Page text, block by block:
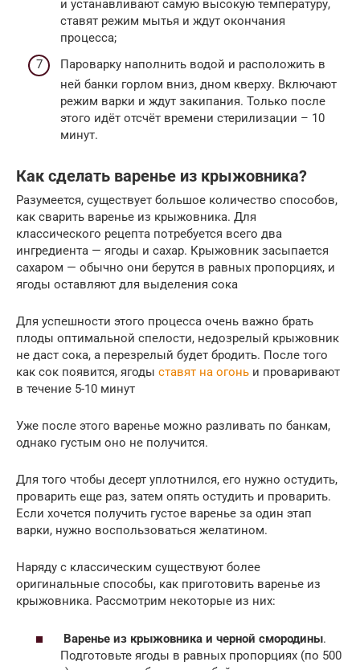
и устанавливают самую высокую температуру,
ставят режим мытья и ждут окончания
процесса;
Пароварку наполнить водой и расположить в
ней банки горлом вниз, дном кверху. Включают
режим варки и ждут закипания. Только после
этого идёт отсчёт времени стерилизации – 10
минут.
Как сделать варенье из крыжовника?
Разумеется, существует большое количество способов,
как сварить варенье из крыжовника. Для
классического рецепта потребуется всего два
ингредиента — ягоды и сахар. Крыжовник засыпается
сахаром — обычно они берутся в равных пропорциях, и
ягоды оставляют для выделения сока
Для успешности этого процесса очень важно брать
плоды оптимальной спелости, недозрелый крыжовник
не даст сока, а перезрелый будет бродить. После того
как сок появится, ягоды ставят на огонь и проваривают
в течение 5-10 минут
Уже после этого варенье можно разливать по банкам,
однако густым оно не получится.
Для того чтобы десерт уплотнился, его нужно остудить,
проварить еще раз, затем опять остудить и проварить.
Если хочется получить густое варенье за один этап
варки, нужно воспользоваться желатином.
Наряду с классическим существуют более
оригинальные способы, как приготовить варенье из
крыжовника. Рассмотрим некоторые из них:
Варенье из крыжовника и черной смородины.
Подготовьте ягоды в равных пропорциях (по 500